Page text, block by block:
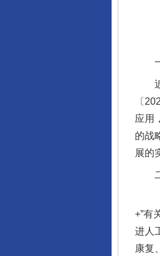
一
近
〔
应用
的战
展的
二
《
+”有
进人
康复